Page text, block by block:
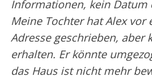
Informationen, kein Datum
Meine Tochter hat Alex vor
Adresse geschrieben, aber
erhalten. Er könnte
das Haus ist nicht mehr